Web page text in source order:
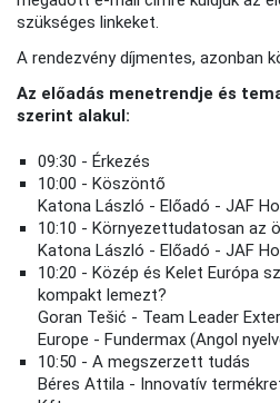
szükséges linkeket.
A rendezvény díjmentes, azonban
Az előadás menetrendje és
szerint alakul:
09:30 - Érkezés
10:00 - Köszöntő
Katona László - Előadó - JAF
10:10 - Környezettudatosan az
Katona László - Előadó - JAF
10:20 - Közép és Kelet Európa
kompakt lemezt?
Goran Tešić - Team Leader
Europe - Fundermax (Angol
10:50 - A megszerzett tudás
Béres Attila - Innovatív